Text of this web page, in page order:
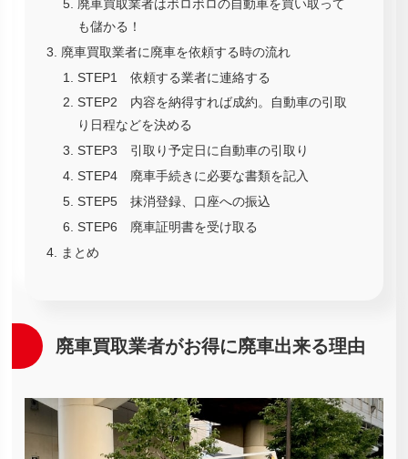
廃車買取業者はボロボロの自動車を買い取って
も儲かる！
廃車買取業者に廃車を依頼する時の流れ
STEP1 依頼する業者に連絡する
STEP2 内容を納得すれば成約。自動車の引取
り日程などを決める
STEP3 引取り予定日に自動車の引取り
STEP4 廃車手続きに必要な書類を記入
STEP5 抹消登録、口座への振込
STEP6 廃車証明書を受け取る
まとめ
廃車買取業者がお得に廃車出来る理由